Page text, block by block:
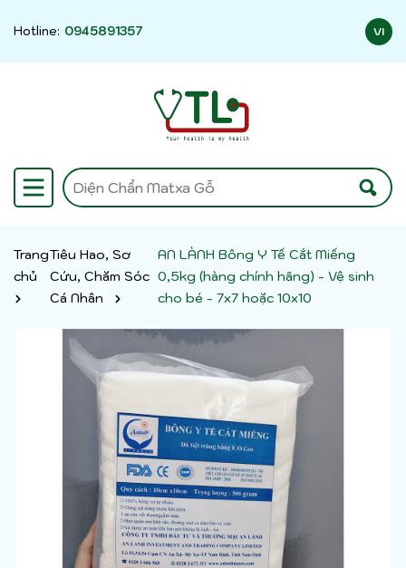
Hotline: 0945891357 VI
Trang
chủ
Tiêu Hao, Sơ
Cứu, Chăm Sóc
Cá Nhân
AN LÀNH Bông Y Tế Cắt Miếng
0,5kg (hàng chính hãng) - Vệ sinh
cho bé - 7x7 hoặc 10x10